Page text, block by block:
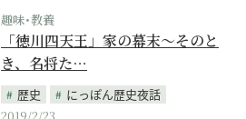
趣味･教養
「徳川四天王」家の幕末～そのと
き、名将た…
歴史
にっぽん歴史夜話